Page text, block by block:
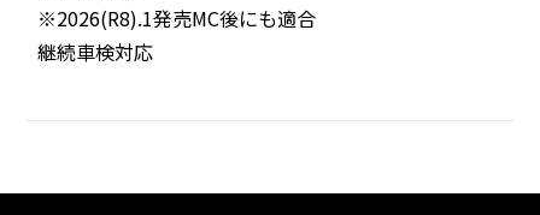
※2026(R8).1発売MC後にも適合
継続車検対応